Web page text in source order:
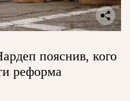
пояснив, кого
реформа